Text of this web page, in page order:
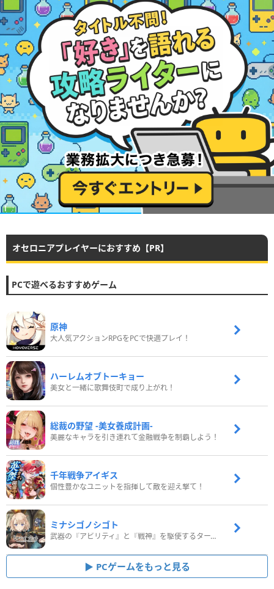
オセロニアプレイヤーにおすすめ【PR】
PCで遊べるおすすめゲーム
原神
大人気アクションRPGをPCで快適プレイ！
ハーレムオブトーキョー
美女と一緒に歌舞伎町で成り上がれ！
総裁の野望 -美女養成計画-
美麗なキャラを引き連れて金融戦争を制覇しよう！
千年戦争アイギス
個性豊かなユニットを指揮して敵を迎え撃て！
ミナシゴノシゴト
武器の『アビリティ』と『戦神』を駆使するターン制コマンドバトルRPG！
PCゲームをもっと見る